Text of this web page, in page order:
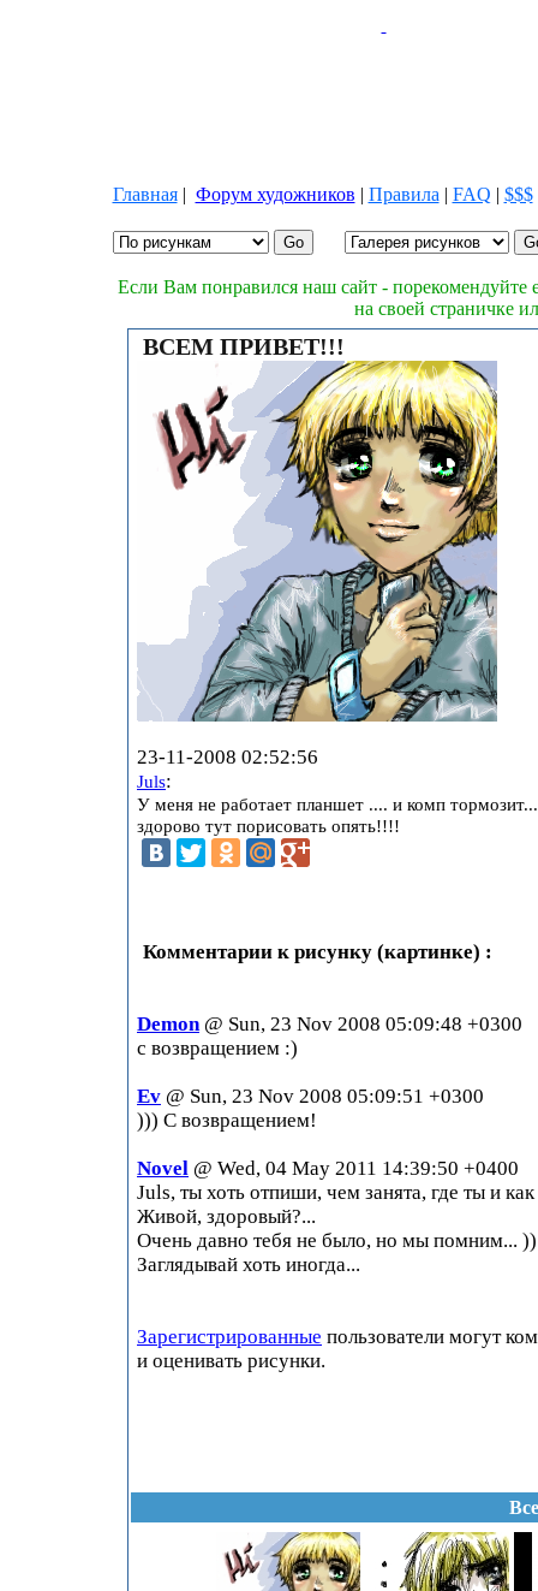
Главная| Форум художников | Правила | FAQ | $$$
Если Вам понравился наш сайт - порекомендуйте
на своей страничке
ВСЕМ ПРИВЕТ!!!
23-11-2008 02:52:56
Juls:
У меня не работает планшет .... и комп
здорово тут порисовать опять!!!!
Комментарии к рисунку (картинке) :
Demon @ Sun, 23 Nov 2008 05:09:48 +0300
с возвращением :)
Ev @ Sun, 23 Nov 2008 05:09:51 +0300
))) С возвращением!
Novel @ Wed, 04 May 2011 14:39:50 +0400
Juls, ты хоть отпиши, чем занята, где ты и
Живой, здоровый?...
Очень давно тебя не было, но мы помним... ))
Заглядывай хоть иногда...
Зарегистрированные пользователи могут
и оценивать рисунки.